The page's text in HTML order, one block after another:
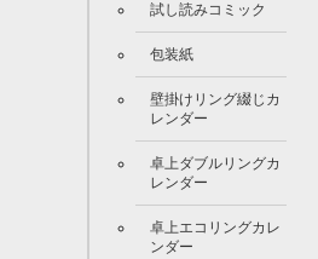
試し読みコミック
包装紙
壁掛けリング綴じカ
レンダー
卓上ダブルリングカ
レンダー
卓上エコリングカレ
ンダー